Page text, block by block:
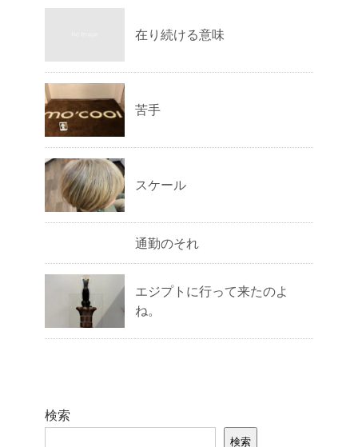
在り続ける意味
苦手
スケール
通勤のそれ
エジプトに行って来たのよ
ね。
検索
検索